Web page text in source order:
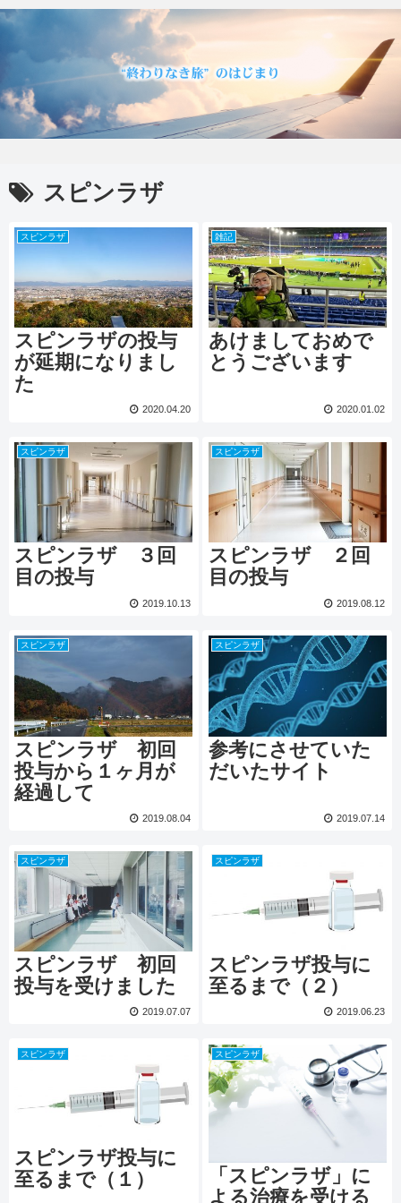
スピンラザ
スピンラザ
スピンラザの投与
が延期になりまし
た
2020.04.20
雑記
あけましておめで
とうございます
2020.01.02
スピンラザ
スピンラザ ３回
目の投与
2019.10.13
スピンラザ
スピンラザ ２回
目の投与
2019.08.12
スピンラザ
スピンラザ 初回
投与から１ヶ月が
経過して
2019.08.04
スピンラザ
参考にさせていた
だいたサイト
2019.07.14
スピンラザ
スピンラザ 初回
投与を受けました
2019.07.07
スピンラザ
スピンラザ投与に
至るまで（２）
2019.06.23
スピンラザ
スピンラザ投与に
至るまで（１）
スピンラザ
「スピンラザ」に
よる治療を受ける